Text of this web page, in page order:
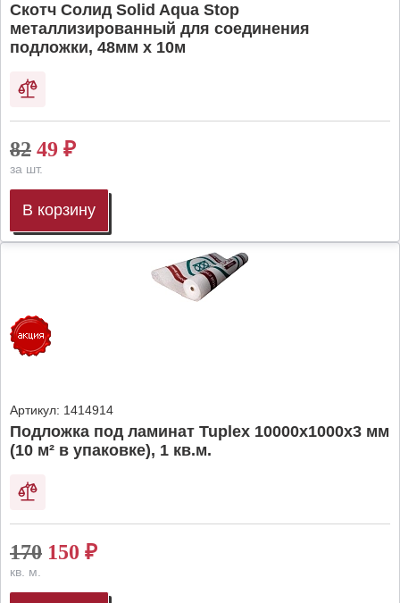
Скотч Солид Solid Aqua Stop
металлизированный для соединения
подложки, 48мм х 10м
82 49 ₽
за шт.
В корзину
Артикул: 1414914
Подложка под ламинат Tuplex 10000x1000x3 мм
(10 м² в упаковке), 1 кв.м.
170 150 ₽
кв. м.